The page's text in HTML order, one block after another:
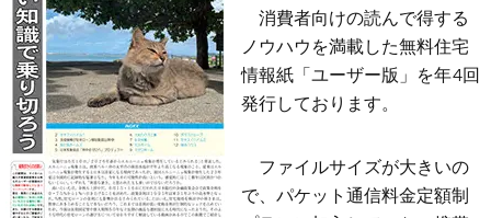
消費者向けの読んで得する
ノウハウを満載した無料住宅
情報紙「ユーザー版」を年4回
発行しております。
ファイルサイズが大きいの
で、パケット通信料金定額制